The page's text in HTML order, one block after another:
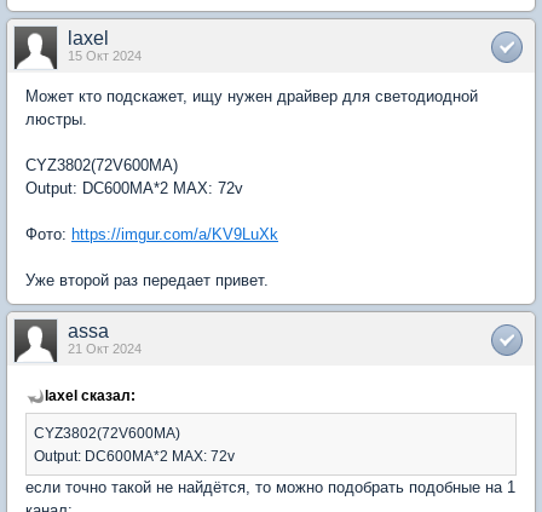
laxel
15 Окт 2024
Может кто подскажет, ищу нужен драйвер для светодиодной
люстры.
CYZ3802(72V600MA)
Output: DC600MA*2 MAX: 72v
Фото: https://imgur.com/a/KV9LuXk
Уже второй раз передает привет.
assa
21 Окт 2024
laxel сказал:
CYZ3802(72V600MA)
Output: DC600MA*2 MAX: 72v
если точно такой не найдётся, то можно подобрать подобные на 1